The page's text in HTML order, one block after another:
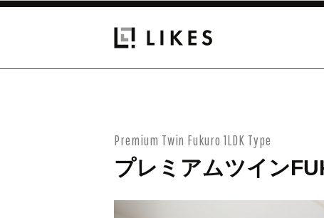
Premium Twin Fukuro 1LDK Type
プレミアムツイン